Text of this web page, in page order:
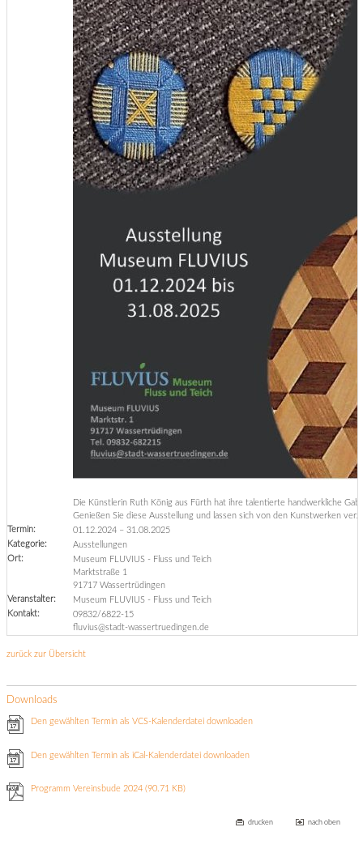
Die Künstlerin Ruth König aus Fürth hat ihre talentierte handwerkliche
Genießen Sie diese Ausstellung und lassen sich von den Kunstwerken
Termin:
01.12.2024 –31.08.2025
Kategorie:
Ausstellungen
Ort:
Museum FLUVIUS - Fluss und Teich
Marktstraße 1
91717 Wassertrüdingen
Veranstalter:
Museum FLUVIUS - Fluss und Teich
Kontakt:
09832/6822-15
fluvius@stadt-wassertruedingen.de
zurück zur Übersicht
Downloads
Den gewählten Termin als VCS-Kalenderdatei downloaden
Den gewählten Termin als iCal-Kalenderdatei downloaden
Programm Vereinsbude 2024(90.71 KB)
drucken nach oben